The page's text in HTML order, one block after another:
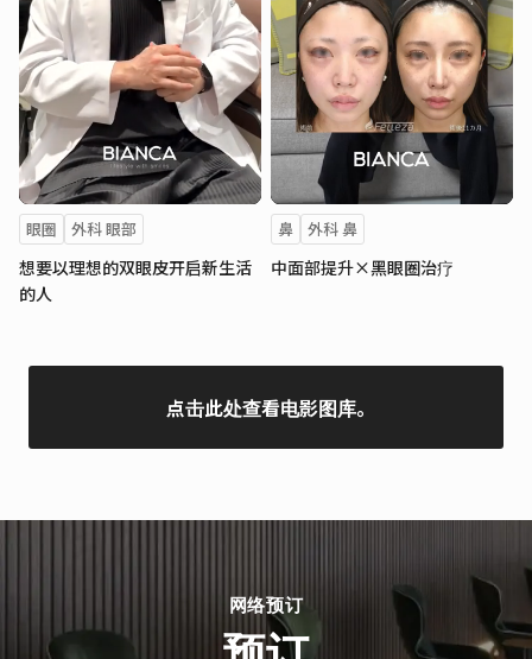
眼圈 外科 眼部
想要以理想的双眼皮开启新生活
的人
鼻 外科 鼻
中面部提升×黑眼圈治疗
点击此处查看电影图库。
网络预订